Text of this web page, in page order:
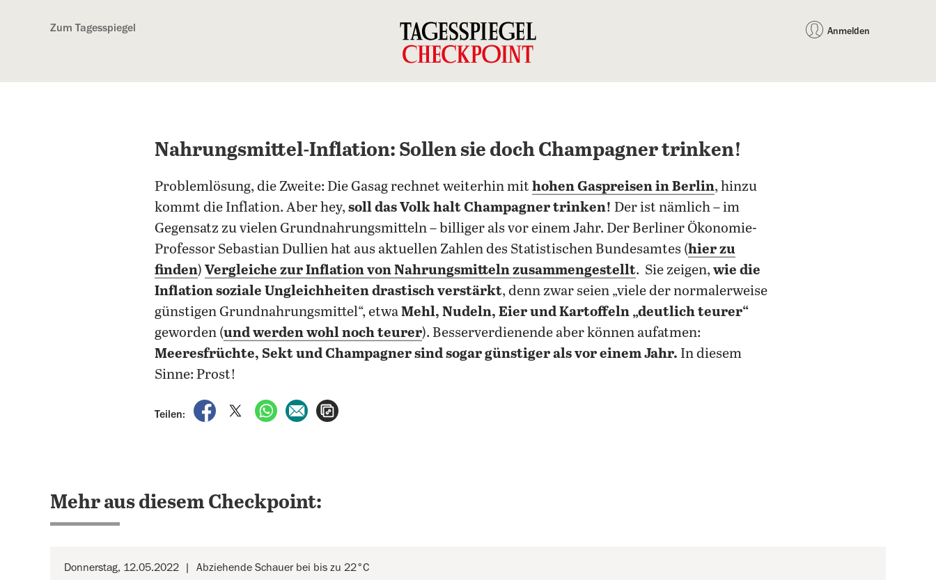
Zum Tagesspiegel Anmelden
Nahrungsmittel-Inflation: Sollen sie doch Champagner trinken!
Problemlösung, die Zweite: Die Gasag rechnet weiterhin mit hohen Gaspreisen in Berlin, hinzu
kommt die Inflation. Aber hey,soll das Volk halt Champagner trinken! Der ist nämlich – im
Gegensatz zu vielen Grundnahrungsmitteln – billiger als vor einem Jahr. Der Berliner Ökonomie-
Professor Sebastian Dullien hat aus aktuellen Zahlen des Statistischen Bundesamtes (hier zu
finden) Vergleiche zur Inflation von Nahrungsmitteln zusammengestellt. Sie zeigen,wie die
Inflation soziale Ungleichheiten drastisch verstärkt, denn zwar seien „viele der normalerweise
günstigen Grundnahrungsmittel“, etwaMehl, Nudeln, Eier und Kartoffeln „deutlich teurer“
geworden (und werden wohl noch teurer). Besserverdienende aber können aufatmen:
Meeresfrüchte, Sekt und Champagner sind sogar günstiger als vor einem Jahr. In diesem
Sinne: Prost!
Teilen:
auf Facebook teilen
auf X teilenper WhatsApp teilen
per E-Mail teilen
Mehr aus diesem Checkpoint:
Donnerstag, 12.05.2022 Abziehende Schauer bei bis zu 22°C